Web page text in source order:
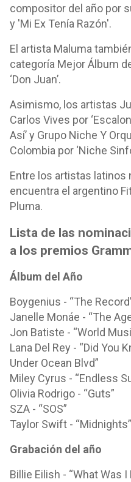
compositor del año por
y 'Mi Ex Tenía Razón'.
El artista Maluma
categoría Mejor Álbum
‘Don Juan’.
Asimismo, los artistas
Carlos Vives por
Así’ y Grupo Niche Y
Colombia por ‘Niche
Entre los artistas latinos
encuentra el argentino
Pluma.
Lista de las
a los premios
Álbum del Año
Boygenius - “The
Janelle Monáe - “The
Jon Batiste - “World
Lana Del Rey - “Did You
Under Ocean Blvd”
Miley Cyrus - “Endless
Olivia Rodrigo - “Guts”
SZA - “SOS”
Taylor Swift - “Midnights”
Grabación del año
Billie Eilish - “What Was I